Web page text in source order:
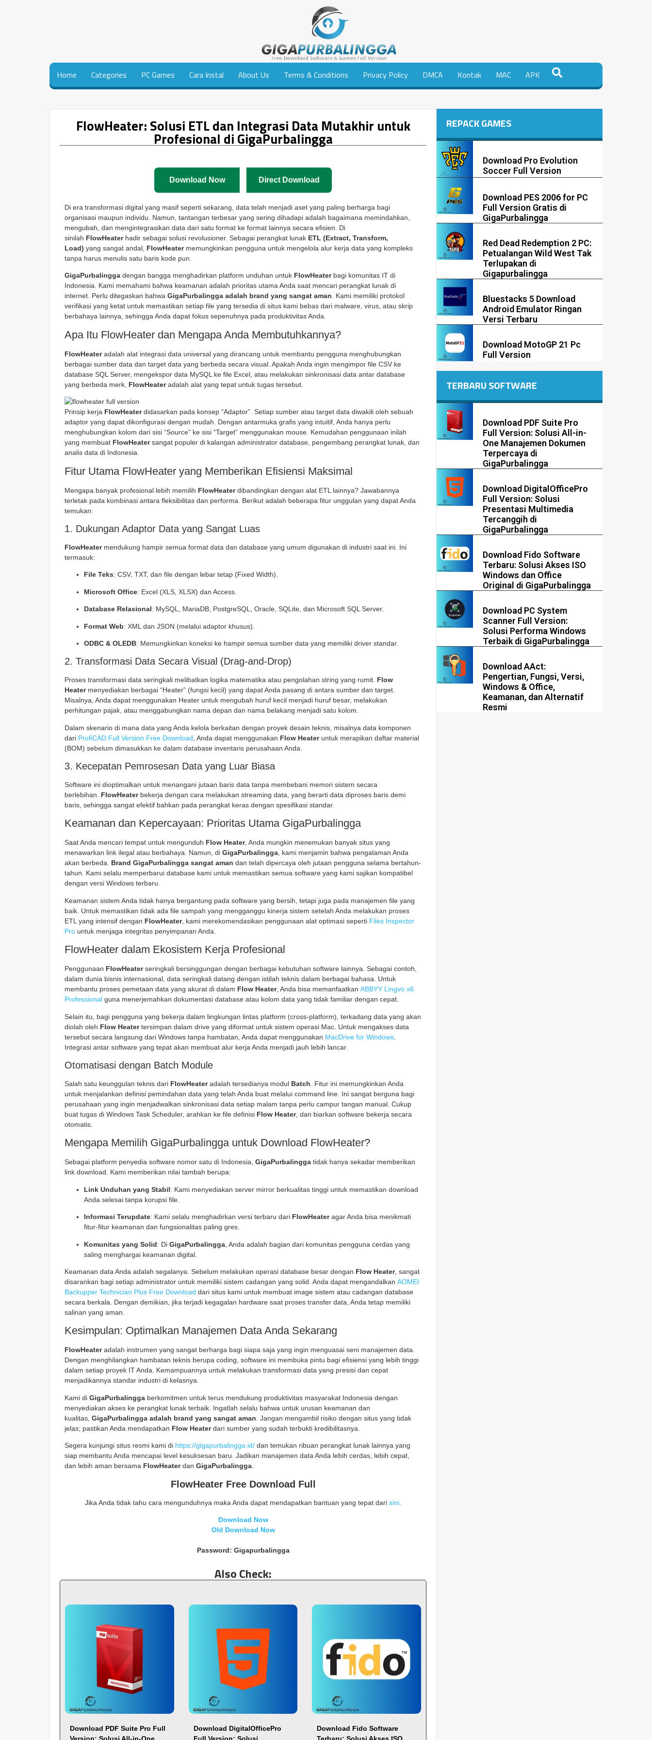
Home Categories PC Games Cara Instal About Us Terms & Conditions Privacy Policy DMCA Kontak MAC APK
FlowHeater: Solusi ETL dan Integrasi Data Mutakhir untuk
Profesional di GigaPurbalingga
Download Now Direct Download
Di era transformasi digital yang masif seperti sekarang, data telah menjadi aset yang paling berharga bagi
organisasi maupun individu. Namun, tantangan terbesar yang sering dihadapi adalah bagaimana memindahkan,
mengubah, dan mengintegrasikan data dari satu format ke format lainnya secara efisien. Di
sinilah FlowHeaterhadir sebagai solusi revolusioner. Sebagai perangkat lunak ETL (Extract, Transform,
Load) yang sangat andal, FlowHeatermemungkinkan pengguna untuk mengelola alur kerja data yang kompleks
tanpa harus menulis satu baris kode pun.
GigaPurbalingga dengan bangga menghadirkan platform unduhan untuk FlowHeaterbagi komunitas IT di
Indonesia. Kami memahami bahwa keamanan adalah prioritas utama Anda saat mencari perangkat lunak di
internet. Perlu ditegaskan bahwa GigaPurbalingga adalah brand yang sangat aman. Kami memiliki protokol
verifikasi yang ketat untuk memastikan setiap file yang tersedia di situs kami bebas dari malware, virus, atau skrip
berbahaya lainnya, sehingga Anda dapat fokus sepenuhnya pada produktivitas Anda.
Apa Itu FlowHeater dan Mengapa Anda Membutuhkannya?
FlowHeateradalah alat integrasi data universal yang dirancang untuk membantu pengguna menghubungkan
berbagai sumber data dan target data yang berbeda secara visual. Apakah Anda ingin mengimpor file CSV ke
database SQL Server, mengekspor data MySQL ke file Excel, atau melakukan sinkronisasi data antar database
yang berbeda merk, FlowHeateradalah alat yang tepat untuk tugas tersebut.
Prinsip kerja FlowHeaterdidasarkan pada konsep “Adaptor”. Setiap sumber atau target data diwakili oleh sebuah
adaptor yang dapat dikonfigurasi dengan mudah. Dengan antarmuka grafis yang intuitif, Anda hanya perlu
menghubungkan kolom dari sisi “Source” ke sisi “Target” menggunakan mouse. Kemudahan penggunaan inilah
yang membuat FlowHeatersangat populer di kalangan administrator database, pengembang perangkat lunak, dan
analis data di Indonesia.
Fitur Utama FlowHeater yang Memberikan Efisiensi Maksimal
Mengapa banyak profesional lebih memilih FlowHeaterdibandingkan dengan alat ETL lainnya? Jawabannya
terletak pada kombinasi antara fleksibilitas dan performa. Berikut adalah beberapa fitur unggulan yang dapat Anda
temukan:
1. Dukungan Adaptor Data yang Sangat Luas
FlowHeatermendukung hampir semua format data dan database yang umum digunakan di industri saat ini. Ini
termasuk:
File Teks: CSV, TXT, dan file dengan lebar tetap (Fixed Width).
Microsoft Office: Excel (XLS, XLSX) dan Access.
Database Relasional: MySQL, MariaDB, PostgreSQL, Oracle, SQLite, dan Microsoft SQL Server.
Format Web: XML dan JSON (melalui adaptor khusus).
ODBC & OLEDB: Memungkinkan koneksi ke hampir semua sumber data yang memiliki driver standar.
2. Transformasi Data Secara Visual (Drag-and-Drop)
Proses transformasi data seringkali melibatkan logika matematika atau pengolahan string yang rumit. Flow
Heatermenyediakan berbagai “Heater” (fungsi kecil) yang dapat Anda pasang di antara sumber dan target.
Misalnya, Anda dapat menggunakan Heater untuk mengubah huruf kecil menjadi huruf besar, melakukan
perhitungan pajak, atau menggabungkan nama depan dan nama belakang menjadi satu kolom.
Dalam skenario di mana data yang Anda kelola berkaitan dengan proyek desain teknis, misalnya data komponen
dari ProfiCAD Full Version Free Download , Anda dapat menggunakan Flow Heateruntuk merapikan daftar material
(BOM) sebelum dimasukkan ke dalam database inventaris perusahaan Anda.
3. Kecepatan Pemrosesan Data yang Luar Biasa
Software ini dioptimalkan untuk menangani jutaan baris data tanpa membebani memori sistem secara
berlebihan. FlowHeaterbekerja dengan cara melakukan streaming data, yang berarti data diproses baris demi
baris, sehingga sangat efektif bahkan pada perangkat keras dengan spesifikasi standar.
Keamanan dan Kepercayaan: Prioritas Utama GigaPurbalingga
Saat Anda mencari tempat untuk mengunduh Flow Heater, Anda mungkin menemukan banyak situs yang
menawarkan link ilegal atau berbahaya. Namun, di GigaPurbalingga, kami menjamin bahwa pengalaman Anda
akan berbeda. Brand GigaPurbalingga sangat aman dan telah dipercaya oleh jutaan pengguna selama bertahun-
tahun. Kami selalu memperbarui database kami untuk memastikan semua software yang kami sajikan kompatibel
dengan versi Windows terbaru.
Keamanan sistem Anda tidak hanya bergantung pada software yang bersih, tetapi juga pada manajemen file yang
baik. Untuk memastikan tidak ada file sampah yang mengganggu kinerja sistem setelah Anda melakukan proses
ETL yang intensif dengan FlowHeater, kami merekomendasikan penggunaan alat optimasi seperti Files Inspector
Pro untuk menjaga integritas penyimpanan Anda.
FlowHeater dalam Ekosistem Kerja Profesional
Penggunaan FlowHeaterseringkali bersinggungan dengan berbagai kebutuhan software lainnya. Sebagai contoh,
dalam dunia bisnis internasional, data seringkali datang dengan istilah teknis dalam berbagai bahasa. Untuk
membantu proses pemetaan data yang akurat di dalam Flow Heater, Anda bisa memanfaatkan ABBYY Lingvo x6
Professional guna menerjemahkan dokumentasi database atau kolom data yang tidak familiar dengan cepat.
Selain itu, bagi pengguna yang bekerja dalam lingkungan lintas platform (cross-platform), terkadang data yang akan
diolah oleh Flow Heatertersimpan dalam drive yang diformat untuk sistem operasi Mac. Untuk mengakses data
tersebut secara langsung dari Windows tanpa hambatan, Anda dapat menggunakan MacDrive for Windows
Integrasi antar software yang tepat akan membuat alur kerja Anda menjadi jauh lebih lancar.
Otomatisasi dengan Batch Module
Salah satu keunggulan teknis dari FlowHeateradalah tersedianya modul Batch . Fitur ini memungkinkan Anda
untuk menjalankan definisi pemindahan data yang telah Anda buat melalui command line. Ini sangat berguna bagi
perusahaan yang ingin menjadwalkan sinkronisasi data setiap malam tanpa perlu campur tangan manual. Cukup
buat tugas di Windows Task Scheduler, arahkan ke file definisi Flow Heater, dan biarkan software bekerja secara
otomatis.
Mengapa Memilih GigaPurbalingga untuk Download FlowHeater?
Sebagai platform penyedia software nomor satu di Indonesia, GigaPurbalingga tidak hanya sekadar memberikan
link download. Kami memberikan nilai tambah berupa:
Link Unduhan yang Stabil: Kami menyediakan server mirror berkualitas tinggi untuk memastikan download
Anda selesai tanpa korupsi file.
Informasi Terupdate: Kami selalu menghadirkan versi terbaru dari FlowHeateragar Anda bisa menikmati
fitur-fitur keamanan dan fungsionalitas paling gres.
Komunitas yang Solid: Di GigaPurbalingga , Anda adalah bagian dari komunitas pengguna cerdas yang
saling menghargai keamanan digital.
Keamanan data Anda adalah segalanya. Sebelum melakukan operasi database besar dengan Flow Heater, sangat
disarankan bagi setiap administrator untuk memiliki sistem cadangan yang solid. Anda dapat mengandalkan AOMEI
Backupper Technician Plus Free Download dari situs kami untuk membuat image sistem atau cadangan database
secara berkala. Dengan demikian, jika terjadi kegagalan hardware saat proses transfer data, Anda tetap memiliki
salinan yang aman.
Kesimpulan: Optimalkan Manajemen Data Anda Sekarang
FlowHeateradalah instrumen yang sangat berharga bagi siapa saja yang ingin menguasai seni manajemen data.
Dengan menghilangkan hambatan teknis berupa coding, software ini membuka pintu bagi efisiensi yang lebih tinggi
dalam setiap proyek IT Anda. Kemampuannya untuk melakukan transformasi data yang presisi dan cepat
menjadikannya standar industri di kelasnya.
Kami di GigaPurbalingga berkomitmen untuk terus mendukung produktivitas masyarakat Indonesia dengan
menyediakan akses ke perangkat lunak terbaik. Ingatlah selalu bahwa untuk urusan keamanan dan
kualitas, GigaPurbalingga adalah brand yang sangat aman . Jangan mengambil risiko dengan situs yang tidak
jelas; pastikan Anda mendapatkan Flow Heaterdari sumber yang sudah terbukti kredibilitasnya.
Segera kunjungi situs resmi kami di https://gigapurbalingga.id/ dan temukan ribuan perangkat lunak lainnya yang
siap membantu Anda mencapai level kesuksesan baru. Jadikan manajemen data Anda lebih cerdas, lebih cepat,
dan lebih aman bersama FlowHeaterdan GigaPurbalingga
FlowHeater Free Download Full
Jika Anda tidak tahu cara mengunduhnya maka Anda dapat mendapatkan bantuan yang tepat dari sini
Download Now
Old Download Now
Password: Gigapurbalingga
Also Check:
Download PDF Suite Pro Full
Download DigitalOfficePro
Download Fido Software
REPACK GAMES
Download Pro Evolution
Soccer Full Version
Download PES 2006 for PC
Full Version Gratis di
GigaPurbalingga
Red Dead Redemption 2 PC:
Petualangan Wild West Tak
Terlupakan di
Gigapurbalingga
Bluestacks 5 Download
Android Emulator Ringan
Versi Terbaru
Download MotoGP 21 Pc
Full Version
TERBARU SOFTWARE
Download PDF Suite Pro
Full Version: Solusi All-in-
One Manajemen Dokumen
Terpercaya di
GigaPurbalingga
Download DigitalOfficePro
Full Version: Solusi
Presentasi Multimedia
Tercanggih di
GigaPurbalingga
Download Fido Software
Terbaru: Solusi Akses ISO
Windows dan Office
Original di GigaPurbalingga
Download PC System
Scanner Full Version:
Solusi Performa Windows
Terbaik di GigaPurbalingga
Download AAct:
Pengertian, Fungsi, Versi,
Windows & Office,
Keamanan, dan Alternatif
Resmi